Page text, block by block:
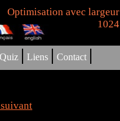
Optimisation avec largeur
1024
Quiz | Liens | Contact |